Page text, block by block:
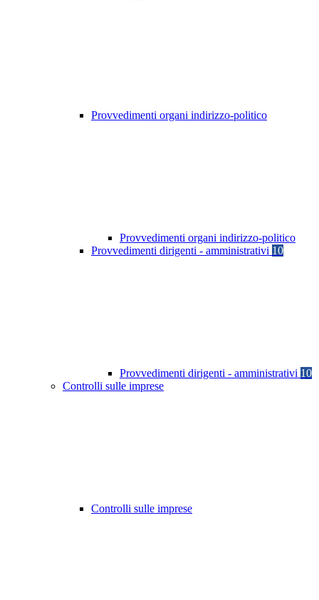
Provvedimenti organi indirizzo-politico
Provvedimenti organi indirizzo-politico
Provvedimenti dirigenti - amministrativi 10
Provvedimenti dirigenti - amministrativi 10
Controlli sulle imprese
Controlli sulle imprese